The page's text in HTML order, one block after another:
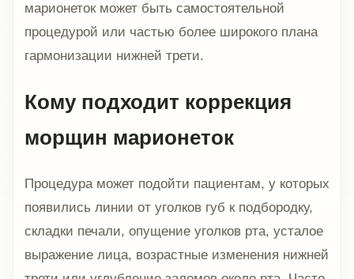
марионеток может быть самостоятельной
процедурой или частью более широкого плана
гармонизации нижней трети.
Кому подходит коррекция
морщин марионеток
Процедура может подойти пациентам, у которых
появились линии от уголков губ к подбородку,
складки печали, опущение уголков рта, усталое
выражение лица, возрастные изменения нижней